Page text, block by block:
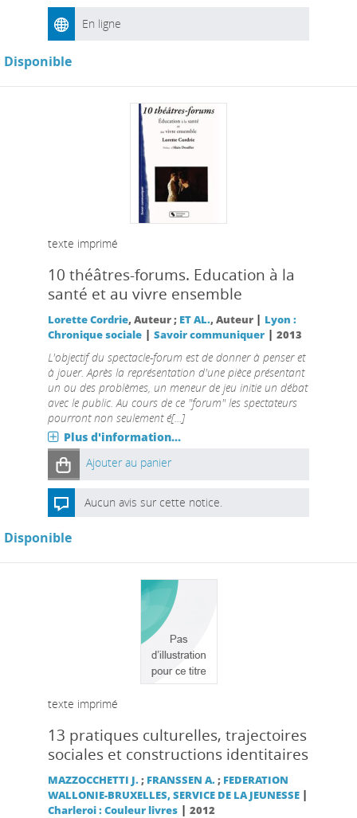
En ligne
Disponible
texte imprimé
10 théâtres-forums. Education à la
santé et au vivre ensemble
Lorette Cordrie, Auteur ; ET AL., Auteur | Lyon :
Chronique sociale| Savoir communiquer| 2013
L'objectif du spectacle-forum est de donner à penser et
à jouer. Après la représentation d'une pièce présentant
un ou des problèmes, un meneur de jeu initie un débat
avec le public. Au cours de ce "forum" les spectateurs
pourront non seulement é[...]
Plus d'information...
Ajouter au panier
Aucun avis sur cette notice.
Disponible
texte imprimé
13 pratiques culturelles, trajectoires
sociales et constructions identitaires
MAZZOCCHETTI J.; FRANSSEN A.; FEDERATION
WALLONIE-BRUXELLES, SERVICE DE LA JEUNESSE |
Charleroi : Couleur livres| 2012